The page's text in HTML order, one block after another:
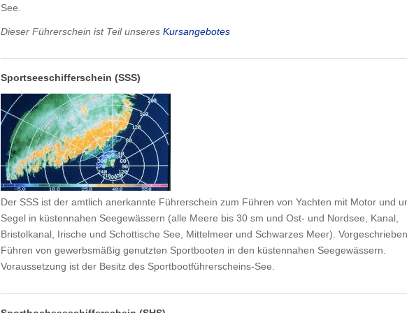
See.
Dieser Führerschein ist Teil unseres Kursangebotes
Sportseeschifferschein (SSS)
Der SSS ist der amtlich anerkannte Führerschein zum Führen von Yachten mit Motor und
Segel in küstennahen Seegewässern (alle Meere bis 30 sm und Ost- und Nordsee, Kanal,
Bristolkanal, Irische und Schottische See, Mittelmeer und Schwarzes Meer).
Führen von gewerbsmäßig genutzten Sportbooten in den küstennahen Seegewässern.
Voraussetzung ist der Besitz des Sportbootführerscheins-See.